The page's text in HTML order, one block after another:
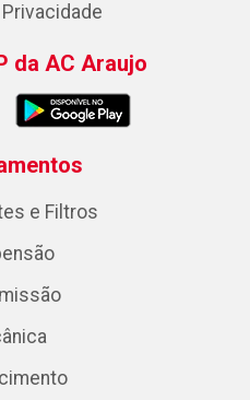
da AC Araujo
e Filtros